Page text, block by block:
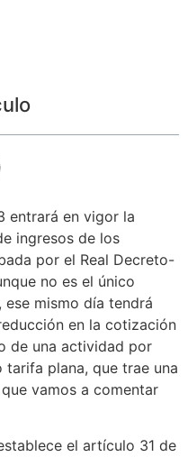
entrará en vigor la
ingresos de los
por el Real Decreto-
no es el único
mismo día tendrá
en la cotización
de una actividad por
plana, que trae una
vamos a comentar
el artículo 31 de